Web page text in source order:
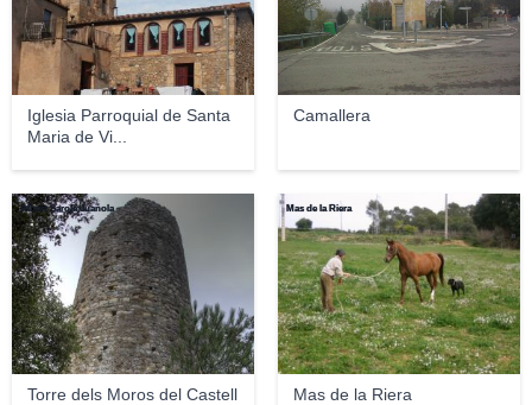
Iglesia Parroquial de Santa
Maria de Vi...
Camallera
Torre dels Moros del Castell
Albert Sarola Juanola
Mas de la Riera
Mas de la Riera